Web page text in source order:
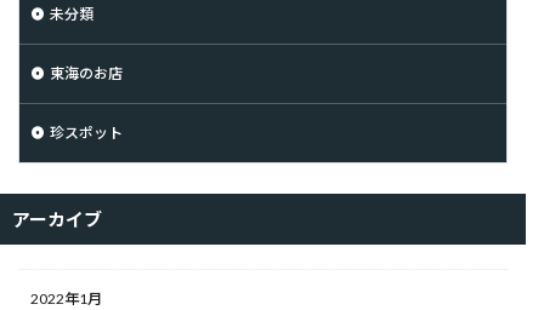
未分類
東海のお店
珍スポット
アーカイブ
2022年1月